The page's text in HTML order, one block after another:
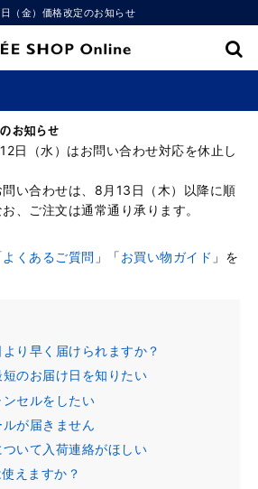
（金）価格改定のお知らせ
お知らせ
日（水）はお問い合わせ対応を休止し
い合わせは、8月13日（木）以降に順
、ご注文は通常通り承ります。
よくあるご質問 」「お買い物ガイド 」を
り早く届けられますか？
のお届け日を知りたい
セルをしたい
が届きません
いて入荷連絡がほしい
えますか？